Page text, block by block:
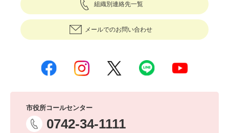
組織別連絡先一覧
メールでのお問い合わせ
市役所コールセンター
0742-34-1111